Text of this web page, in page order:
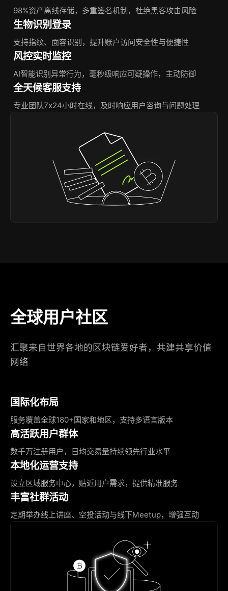
98%资产离线存储，多重签名机制，杜绝黑客攻击风险
生物识别登录
支持指纹、面容识别，提升账户访问安全性与便捷性
风控实时监控
AI智能识别异常行为，毫秒级响应可疑操作，主动防御
全天候客服支持
专业团队7x24小时在线，及时响应用户咨询与问题处理
全球用户社区
汇聚来自世界各地的区块链爱好者，共建共享价值
网络
国际化布局
服务覆盖全球180+国家和地区，支持多语言版本
高活跃用户群体
数千万注册用户，日均交易量持续领先行业水平
本地化运营支持
设立区域服务中心，贴近用户需求，提供精准服务
丰富社群活动
定期举办线上讲座、空投活动与线下Meetup，增强互动